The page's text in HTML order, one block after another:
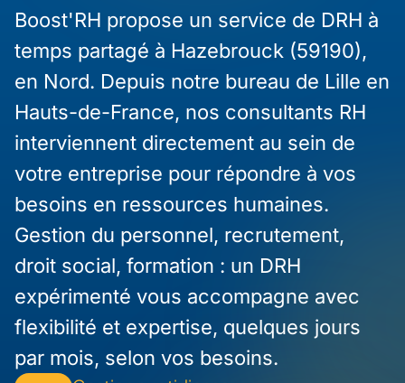
Boost'RH propose un service de DRH à
temps partagé à Hazebrouck (59190),
en Nord. Depuis notre bureau de Lille en
Hauts-de-France, nos consultants RH
interviennent directement au sein de
votre entreprise pour répondre à vos
besoins en ressources humaines.
Gestion du personnel, recrutement,
droit social, formation : un DRH
expérimenté vous accompagne avec
flexibilité et expertise, quelques jours
par mois, selon vos besoins.